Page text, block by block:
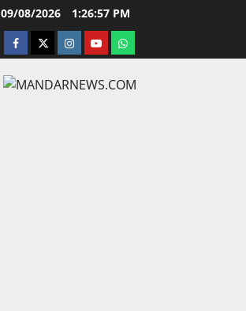
09/08/2026 1:26:58 PM
facebooktwitterinstagram.com
youtubewhatsapp